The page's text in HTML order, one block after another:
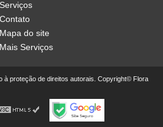
Serviços
Contato
Mapa do site
Mais Serviços
à proteção de direitos autorais. Copyright© Flora